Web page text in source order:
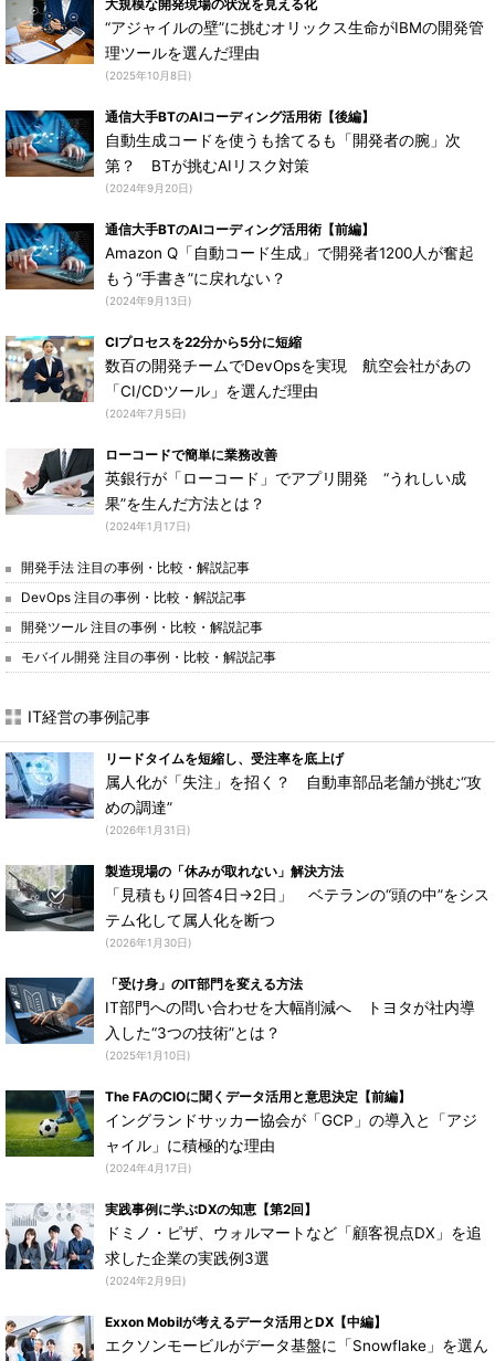
大規模な開発現場の状況を見える化
“アジャイルの壁”に挑むオリックス生命がIBMの開発管
理ツールを選んだ理由
(2025年10月8日)
通信大手BTのAIコーディング活用術【後編】
自動生成コードを使うも捨てるも「開発者の腕」次
第？ BTが挑むAIリスク対策
(2024年9月20日)
通信大手BTのAIコーディング活用術【前編】
Amazon Q「自動コード生成」で開発者1200人が奮起
もう“手書き”に戻れない？
(2024年9月13日)
CIプロセスを22分から5分に短縮
数百の開発チームでDevOpsを実現 航空会社があの
「CI/CDツール」を選んだ理由
(2024年7月5日)
ローコードで簡単に業務改善
英銀行が「ローコード」でアプリ開発 “うれしい成
果”を生んだ方法とは？
(2024年1月17日)
開発手法 注目の事例・比較・解説記事
DevOps 注目の事例・比較・解説記事
開発ツール 注目の事例・比較・解説記事
モバイル開発 注目の事例・比較・解説記事
IT経営の事例記事
リードタイムを短縮し、受注率を底上げ
属人化が「失注」を招く？ 自動車部品老舗が挑む“攻
めの調達”
(2026年1月31日)
製造現場の「休みが取れない」解決方法
「見積もり回答4日→2日」 ベテランの“頭の中”をシス
テム化して属人化を断つ
(2026年1月30日)
「受け身」のIT部門を変える方法
IT部門への問い合わせを大幅削減へ トヨタが社内導
入した“3つの技術”とは？
(2025年1月10日)
The FAのCIOに聞くデータ活用と意思決定【前編】
イングランドサッカー協会が「GCP」の導入と「アジ
ャイル」に積極的な理由
(2024年4月17日)
実践事例に学ぶDXの知恵【第2回】
ドミノ・ピザ、ウォルマートなど「顧客視点DX」を追
求した企業の実践例3選
(2024年2月9日)
Exxon Mobilが考えるデータ活用とDX【中編】
エクソンモービルがデータ基盤に「Snowflake」を選ん